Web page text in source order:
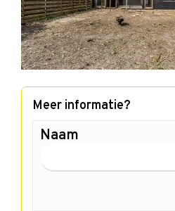
Meer informatie?
Naam